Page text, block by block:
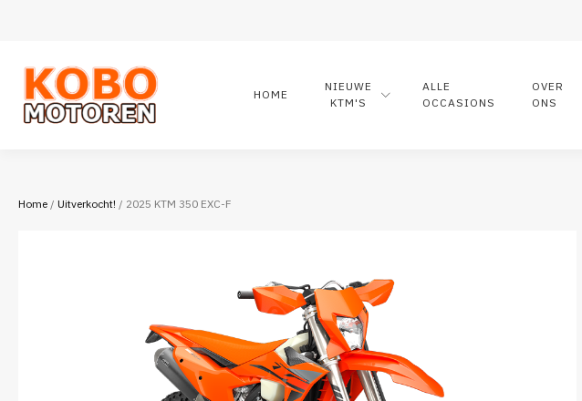
HOME
NIEUWE
KTM'S
ALLE
OCCASIONS
OVER
ONS
Home / Uitverkocht! / 2025 KTM 350 EXC-F